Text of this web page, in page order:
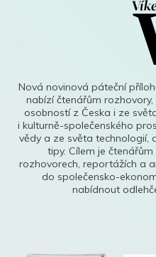
Nová novinová páteční
nabízí čtenářům
osobností z Česka i ze
i kulturně-společenského
vědy a ze světa technologií,
tipy. Cílem je
rozhovorech, reportážích a
do společensko-
nabídnout